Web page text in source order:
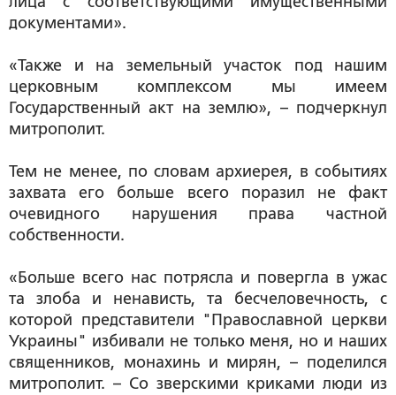
документами».
«Также и на земельный участок под нашим
церковным комплексом мы имеем
Государственный акт на землю», – подчеркнул
митрополит.
Тем не менее, по словам архиерея, в событиях
захвата его больше всего поразил не факт
очевидного нарушения права частной
собственности.
«Больше всего нас потрясла и повергла в ужас
та злоба и ненависть, та бесчеловечность, с
которой представители "Православной церкви
Украины" избивали не только меня, но и наших
священников, монахинь и мирян, – поделился
митрополит. – Со зверскими криками люди из